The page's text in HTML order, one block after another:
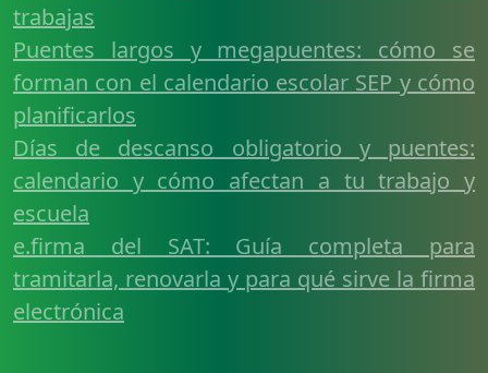
trabajas
Puentes largos y megapuentes: cómo se
forman con el calendario escolar SEP y cómo
planificarlos
Días de descanso obligatorio y puentes:
calendario y cómo afectan a tu trabajo y
escuela
e.firma del SAT: Guía completa para
tramitarla, renovarla y para qué sirve la firma
electrónica